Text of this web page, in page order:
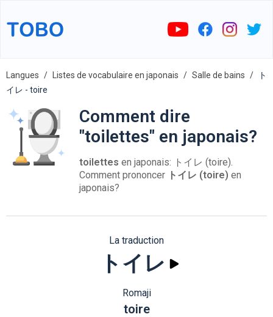
Langues Listes de vocabulaire en japonais Salle de bains
ト
イレ - toire
Comment dire
"toilettes" en japonais?
toilettes en japonais: トイレ (toire).
Comment prononcer トイレ (toire) en
japonais?
La traduction
トイレ
Romaji
toire